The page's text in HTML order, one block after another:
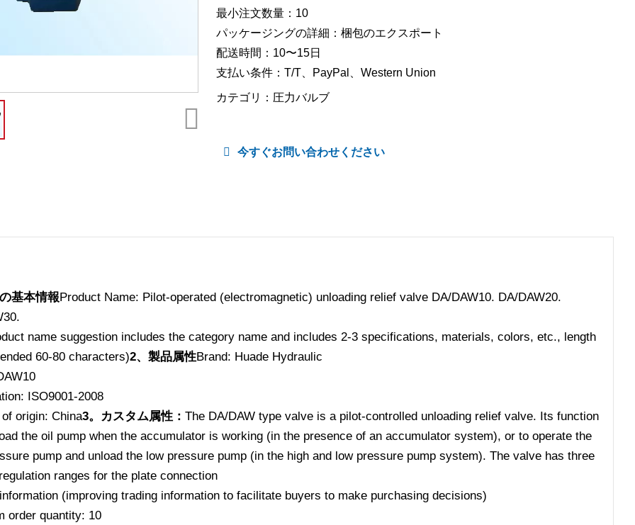
最小注文数量：10
パッケージングの詳細：梱包のエクスポート
配送時間：10〜15日
支払い条件：T/T、PayPal、Western Union
カテゴリ： 圧力バルブ
今すぐお問い合わせください
基本情報Product Name: Pilot-operated (electromagnetic) unloading relief valve DA/DAW10. DA/DAW20.
name suggestion includes the category name and includes 2-3 specifications, materials, colors, etc., length
60-80 characters)2、製品属性Brand: Huade Hydraulic
ISO9001-2008
origin: China3。カスタム属性： The DA/DAW type valve is a pilot-controlled unloading relief valve. Its function
the oil pump when the accumulator is working (in the presence of an accumulator system), or to operate the
pump and unload the low pressure pump (in the high and low pressure pump system). The valve has three
ranges for the plate connection
(improving trading information to facilitate buyers to make purchasing decisions)
order quantity: 10